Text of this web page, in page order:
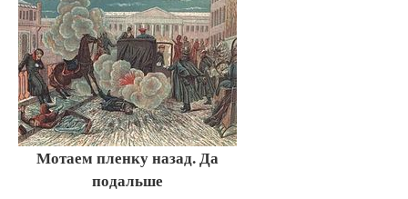
Мотаем пленку назад. Да
подальше